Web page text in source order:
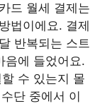
드 월세 결제는
법이에요. 결제
반복되는 스트
음에 들었어요.
수 있는지 몰
단 중에서 이